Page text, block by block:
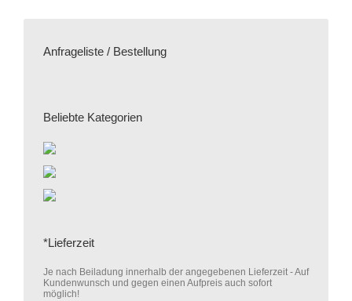
Anfrageliste / Bestellung
Beliebte Kategorien
*Lieferzeit
Je nach Beiladung innerhalb der angegebenen Lieferzeit - Auf
Kundenwunsch und gegen einen Aufpreis auch sofort
möglich!